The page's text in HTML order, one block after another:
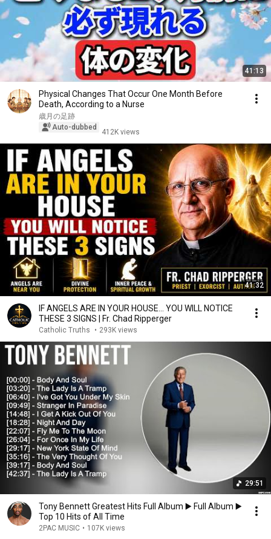
41:13
Physical Changes That Occur One Month Before
Death, According to a Nurse
歳月の足跡
Auto-dubbed
412K views
41:32
IF ANGELS ARE IN YOUR HOUSE… YOU WILL NOTICE
THESE 3 SIGNS | Fr. Chad Ripperger
Catholic Truths • 293K views
29:51
Tony Bennett Greatest Hits Full Album ▶️ Full Album ▶️
Top 10 Hits of All Time
2PAC MUSIC • 107K views